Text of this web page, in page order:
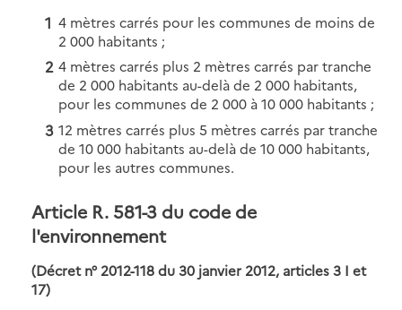
4 mètres carrés pour les communes de moins de
2 000 habitants ;
4 mètres carrés plus 2 mètres carrés par tranche
de 2 000 habitants au-delà de 2 000 habitants,
pour les communes de 2 000 à 10 000 habitants ;
12 mètres carrés plus 5 mètres carrés par tranche
de 10 000 habitants au-delà de 10 000 habitants,
pour les autres communes.
Article R. 581-3 du code de
l'environnement
(Décret n° 2012-118 du 30 janvier 2012, articles 3 I et
17)